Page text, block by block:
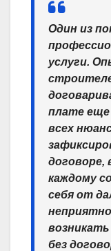
Один из
услуги.
плате еще
всех
договоре,
каждому
себя от
без